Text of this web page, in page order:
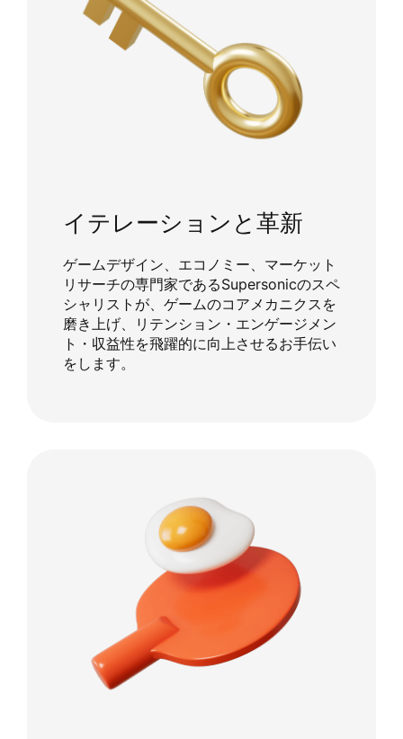
イテレーションと革新
ゲームデザイン、エコノミー、マーケット
リサーチの専門家であるSupersonicのスペ
シャリストが、ゲームのコアメカニクスを
磨き上げ、リテンション・エンゲージメン
ト・収益性を飛躍的に向上させるお手伝い
をします。